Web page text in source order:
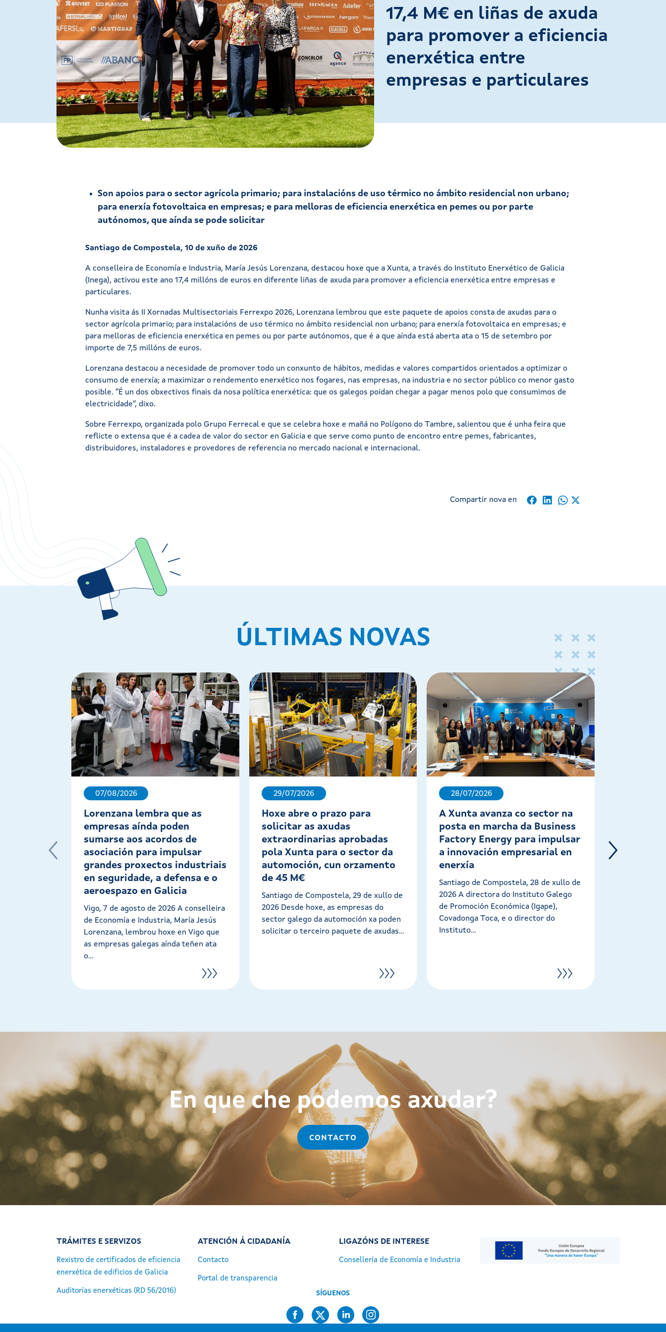
17,4 M€ en liñas de axuda
para promover a eficiencia
enerxética entre
empresas e particulares
Son apoios para o sector agrícola primario; para instalacións de uso térmico no ámbito residencial non urbano;
para enerxía fotovoltaica en empresas; e para melloras de eficiencia enerxética en pemes ou por parte
autónomos, que aínda se pode solicitar
Santiago de Compostela, 10 de xuño de 2026
A conselleira de Economía e Industria, María Jesús Lorenzana, destacou hoxe que a Xunta, a través do Instituto Enerxético de Galicia
(Inega), activou este ano 17,4 millóns de euros en diferente liñas de axuda para promover a eficiencia enerxética entre empresas e
particulares.
Nunha visita ás II Xornadas Multisectoriais Ferrexpo 2026, Lorenzana lembrou que este paquete de apoios consta de axudas para o
sector agrícola primario; para instalacións de uso térmico no ámbito residencial non urbano; para enerxía fotovoltaica en empresas; e
para melloras de eficiencia enerxética en pemes ou por parte autónomos, que é a que aínda está aberta ata o 15 de setembro por
importe de 7,5 millóns de euros.
Lorenzana destacou a necesidade de promover todo un conxunto de hábitos, medidas e valores compartidos orientados a optimizar o
consumo de enerxía; a maximizar o rendemento enerxético nos fogares, nas empresas, na industria e no sector público co menor gasto
posible. “É un dos obxectivos finais da nosa política enerxética: que os galegos poidan chegar a pagar menos polo que consumimos de
electricidade”, dixo.
Sobre Ferrexpo, organizada polo Grupo Ferrecal e que se celebra hoxe e mañá no Polígono do Tambre, salientou que é unha feira que
reflicte o extensa que é a cadea de valor do sector en Galicia e que serve como punto de encontro entre pemes, fabricantes,
distribuidores, instaladores e provedores de referencia no mercado nacional e internacional.
Compartir nova en
ÚLTIMAS NOVAS
07/08/2026
Lorenzana lembra que as
empresas aínda poden
sumarse aos acordos de
asociación para impulsar
grandes proxectos industriais
en seguridade, a defensa e o
aeroespazo en Galicia
Vigo, 7 de agosto de 2026 A conselleira
de Economía e Industria, María Jesús
Lorenzana, lembrou hoxe en Vigo que
as empresas galegas aínda teñen ata
o...
29/07/2026
Hoxe abre o prazo para
solicitar as axudas
extraordinarias aprobadas
pola Xunta para o sector da
automoción, cun orzamento
de 45 M€
Santiago de Compostela, 29 de xullo de
2026 Desde hoxe, as empresas do
sector galego da automoción xa poden
solicitar o terceiro paquete de axudas...
28/07/2026
A Xunta avanza co sector na
posta en marcha da Business
Factory Energy para impulsar
a innovación empresarial en
enerxía
Santiago de Compostela, 28 de xullo de
2026 A directora do Instituto Galego
de Promoción Económica (Igape),
Covadonga Toca, e o director do
Instituto...
En que che podemos axudar?
CONTACTO
TRÁMITES E SERVIZOS
Rexistro de certificados de eficiencia
enerxética de edificios de Galicia
Auditorías enerxéticas (RD 56/2016)
ATENCIÓN Á CIDADANÍA
Contacto
Portal de transparencia
LIGAZÓNS DE INTERESE
Consellería de Economía e Industria
SÍGUENOS